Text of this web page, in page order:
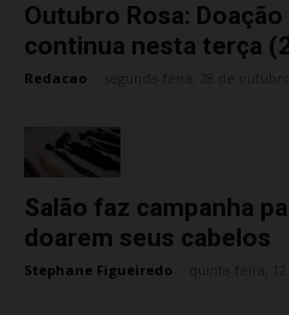
Outubro Rosa:
continua nesta terça
Redacao
Salão faz campanha
doarem seus cabelos
Stephane Figueiredo